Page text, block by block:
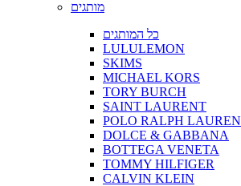
מותגים
כל המותגים
LULULEMON
SKIMS
MICHAEL KORS
TORY BURCH
SAINT LAURENT
POLO RALPH LAUREN
DOLCE & GABBANA
BOTTEGA VENETA
TOMMY HILFIGER
CALVIN KLEIN